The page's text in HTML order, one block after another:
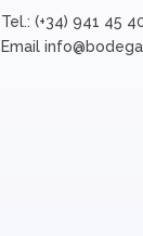
Tel.: (+34) 941 45
Email